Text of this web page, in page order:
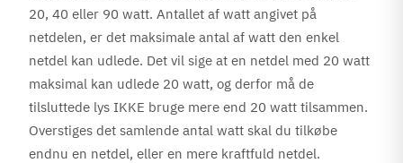
20, 40 eller 90 watt.Antallet af watt angivet på
netdelen, er det maksimale antal af watt den enkel
netdel kan udlede. Det vil sige at en netdel med 20 watt
maksimal kan udlede 20 watt, og derfor må de
tilsluttede lys IKKE bruge mere end 20 watt tilsammen.
Overstiges det samlende antal watt skal du tilkøbe
endnu en netdel, eller en mere kraftfuld netdel.